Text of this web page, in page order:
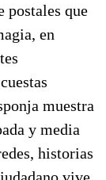
postales que
en
muestra
y media
historias